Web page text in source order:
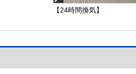
【24時間換気】